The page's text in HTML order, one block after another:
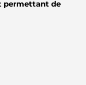
permettant de